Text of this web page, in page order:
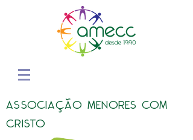
ASSOCIAÇÃO MENORES COM
CRISTO